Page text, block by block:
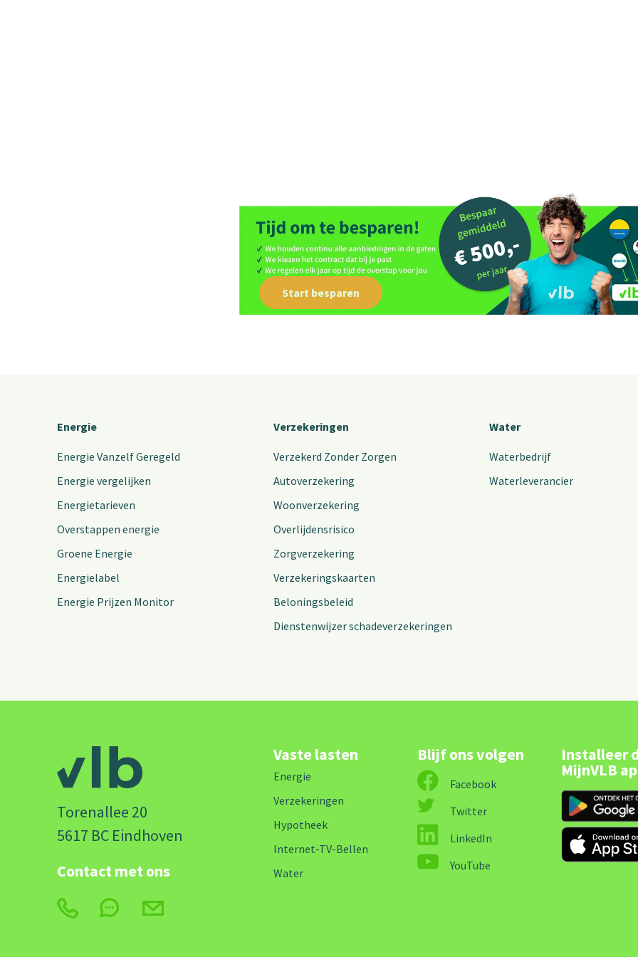
Start besparen
Energie
Energie Vanzelf Geregeld
Energie vergelijken
Energietarieven
Overstappen energie
Groene Energie
Energielabel
Energie Prijzen Monitor
Verzekeringen
Verzekerd Zonder Zorgen
Autoverzekering
Woonverzekering
Overlijdensrisico
Zorgverzekering
Verzekeringskaarten
Beloningsbeleid
Dienstenwijzer schadeverzekeringen
Water
Waterbedrijf
Waterleverancier
Torenallee 20
5617 BC Eindhoven
Contact met ons
Vaste lasten
Energie
Verzekeringen
Hypotheek
Internet-TV-Bellen
Water
Blijf ons volgen
Facebook
Twitter
LinkedIn
YouTube
Installeer
MijnVLB